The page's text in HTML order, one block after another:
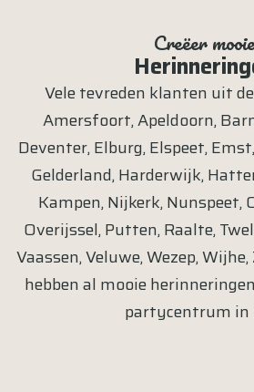
Creëer mooie
Vele tevreden klanten uit
Amersfoort,Apeldoorn,
Deventer,Elburg,Elspeet,Emst,
Gelderland,Harderwijk,
Kampen,Nijkerk,Nunspeet,
Overijssel,Putten,Raalte,
Vaassen,Veluwe,Wezep,Wijhe,
hebben al mooie
partycentrum in